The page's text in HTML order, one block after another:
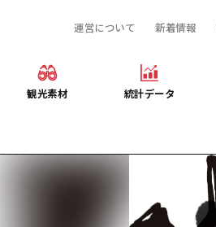
運営について 新着情報
提供資料のご案内
オンライン相談窓口
観光素材
旅行会社様向け観光素材
統計データ
ライン相談窓口